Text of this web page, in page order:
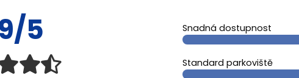
5 Snadná dostupnost
Standard parkoviště